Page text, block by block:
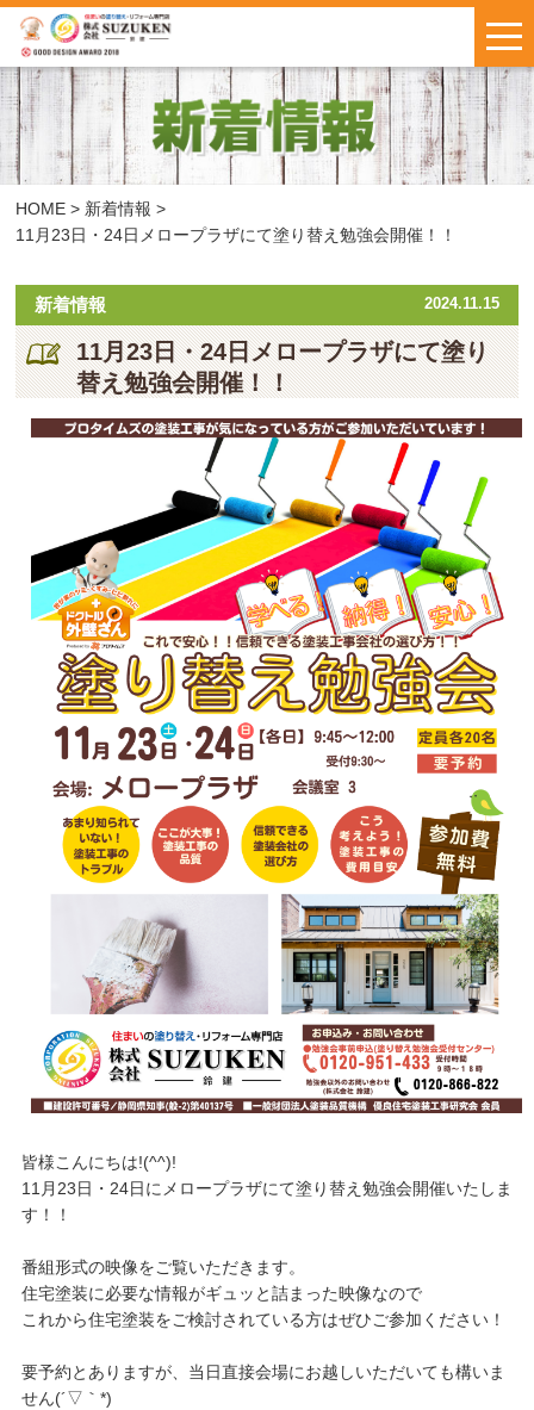
鈴建ブログ
新着情報
W保証について
会社概要
はじめての方へ
施工事例
お客様の声
料金について
お問い合わせ お見積もり
LINEで気軽に
お問い合わせ
インスタで
最新施工事例
公開中
プライバシーポリシー
HOME > 新着情報 >
11月23日・24日メロープラザにて塗り替え勉強会開催！！
新着情報 2024.11.15
11月23日・24日メロープラザにて塗り
替え勉強会開催！！
皆様こんにちは!(^^)!
11月23日・24日にメロープラザにて塗り替え勉強会開催いたしま
す！！
番組形式の映像をご覧いただきます。
住宅塗装に必要な情報がギュッと詰まった映像なので
これから住宅塗装をご検討されている方はぜひご参加ください！
要予約とありますが、当日直接会場にお越しいただいても構いま
せん(´▽｀*)